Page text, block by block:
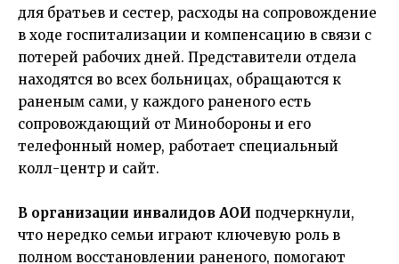
для братьев и сестер, расходы на сопровождение
в ходе госпитализации и компенсацию в связи с
потерей рабочих дней. Представители отдела
находятся во всех больницах, обращаются к
раненым сами, у каждого раненого есть
сопровождающий от Минобороны и его
телефонный номер, работает специальный
колл-центр и сайт.
В организации инвалидов АОИ подчеркнули,
что нередко семьи играют ключевую роль в
полном восстановлении раненого, помогают